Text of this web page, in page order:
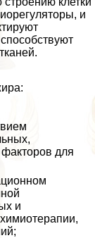
и
для
и